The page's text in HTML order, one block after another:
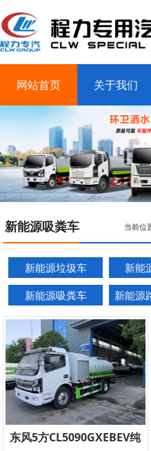
网站首页 关于我们
客户案例 联系我们
当前位
新能源吸粪车
新能源垃圾车 新能
新能源吸粪车
新能源
东风5方CL5090GXEBEV纯